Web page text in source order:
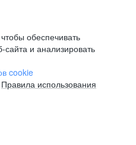
обеспечивать
и анализировать
cookie
Правила использования